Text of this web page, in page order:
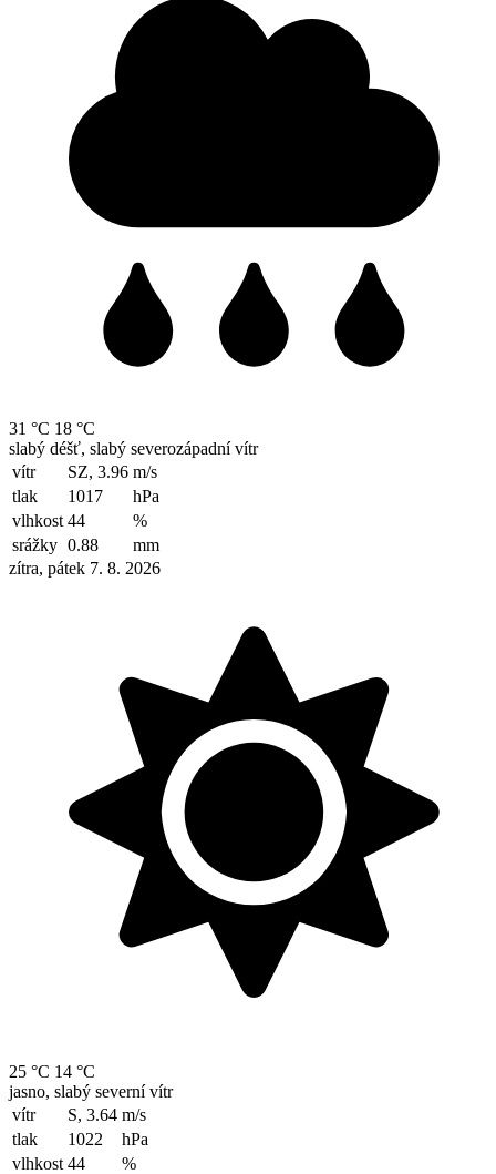
31 °C 18 °C
slabý déšť, slabý severozápadní vítr
vítr
SZ, 3.96 m/s
tlak
1017
hPa
vlhkost 44
%
srážky 0.88
mm
zítra, pátek 7. 8. 2026
25 °C 14 °C
jasno, slabý severní vítr
vítr
S, 3.64 m/s
tlak
1022
hPa
vlhkost 44
%